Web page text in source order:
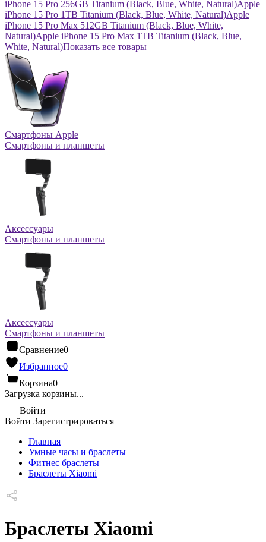
iPhone 15 Pro 256GB Titanium (Black, Blue, White, Natural)Apple
iPhone 15 Pro 1TB Titanium (Black, Blue, White, Natural)Apple
iPhone 15 Pro Max 512GB Titanium (Black, Blue, White,
Natural)Apple iPhone 15 Pro Max 1TB Titanium (Black, Blue,
White, Natural)Показать все товары
Смартфоны Apple
Смартфоны и планшеты
Аксессуары
Смартфоны и планшеты
Аксессуары
Смартфоны и планшеты
Сравнение0
Избранное0
Корзина0
Загрузка корзины...
Войти
Войти Зарегистрироваться
Главная
Умные часы и браслеты
Фитнес браслеты
Браслеты Xiaomi
Браслеты Xiaomi